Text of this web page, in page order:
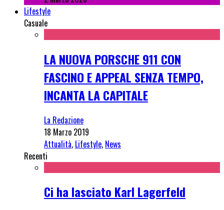
Lifestyle
Casuale
LA NUOVA PORSCHE 911 CON
FASCINO E APPEAL SENZA TEMPO,
INCANTA LA CAPITALE
La Redazione
18 Marzo 2019
Attualità, Lifestyle, News
Recenti
Ci ha lasciato Karl Lagerfeld